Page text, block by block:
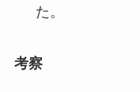
た。
考察